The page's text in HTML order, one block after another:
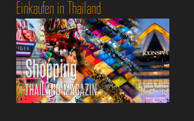
Einkaufen in Thailand